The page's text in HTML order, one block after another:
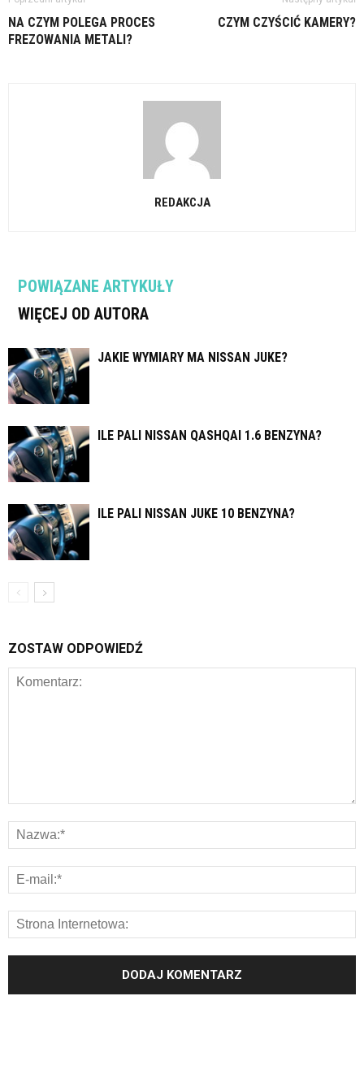
NA CZYM POLEGA PROCES
FREZOWANIA METALI?
CZYM CZYŚCIĆ KAMERY?
REDAKCJA
POWIĄZANE ARTYKUŁY
WIĘCEJ OD AUTORA
JAKIE WYMIARY MA NISSAN JUKE?
ILE PALI NISSAN QASHQAI 1.6 BENZYNA?
ILE PALI NISSAN JUKE 10 BENZYNA?
ZOSTAW ODPOWIEDŹ